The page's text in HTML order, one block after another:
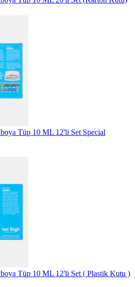
Tüp 10 ML 12'li Set Special
Tüp 10 ML 12'li Set ( Plastik Kutu )